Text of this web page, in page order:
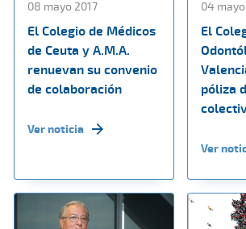
08 mayo 2017
El Colegio de Médicos
de Ceuta y A.M.A.
renuevan su convenio
de colaboración
Ver noticia
04
El
póliza
Ver